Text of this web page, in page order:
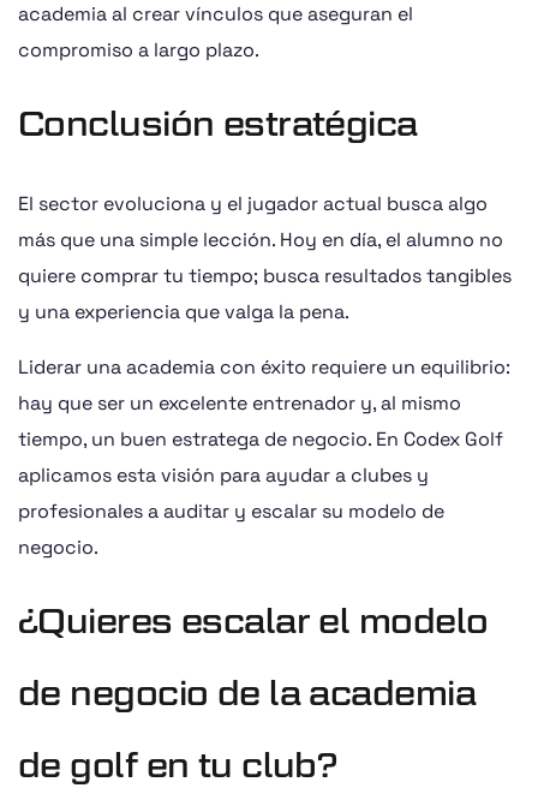
academia al crear vínculos que aseguran el
compromiso a largo plazo.
Conclusión estratégica
El sector evoluciona y el jugador actual busca algo
más que una simple lección. Hoy en día, el alumno no
quiere comprar tu tiempo; busca resultados tangibles
y una experiencia que valga la pena.
Liderar una academia con éxito requiere un equilibrio:
hay que ser un excelente entrenador y, al mismo
tiempo, un buen estratega de negocio. En Codex Golf
aplicamos esta visión para ayudar a clubes y
profesionales a auditar y escalar su modelo de
negocio.
¿Quieres escalar el modelo
de negocio de la academia
de golf en tu club?